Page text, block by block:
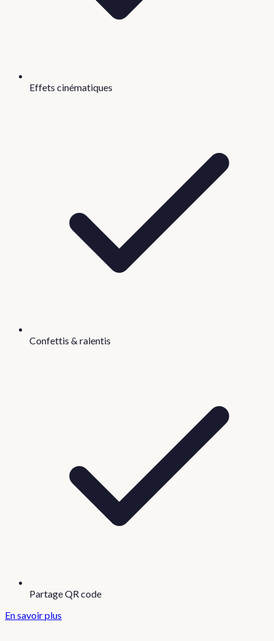
Effets cinématiques
Confettis & ralentis
Partage QR code
En savoir plus